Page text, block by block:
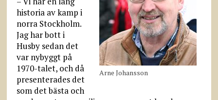
Arne Johansson
historia av kamp i
norra Stockholm.
Jag har bott i
Husby sedan det
var nybyggt på
1970-talet, och då
presenterades det
som det bästa och